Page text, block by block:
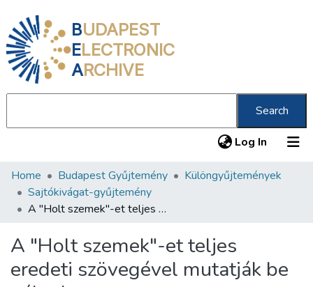
BUDAPEST
ELECTRONIC
ARCHIVE
Search
Log In (current)
Communities & Collections
All of DSpace
About us
Home Budapest Gyűjtemény
Különgyűjtemények
Sajtókivágat-gyűjtemény
A "Holt szemek"-et teljes eredeti szövegével mutatják be nálunk
A "Holt szemek"-et teljes
eredeti szövegével mutatják be